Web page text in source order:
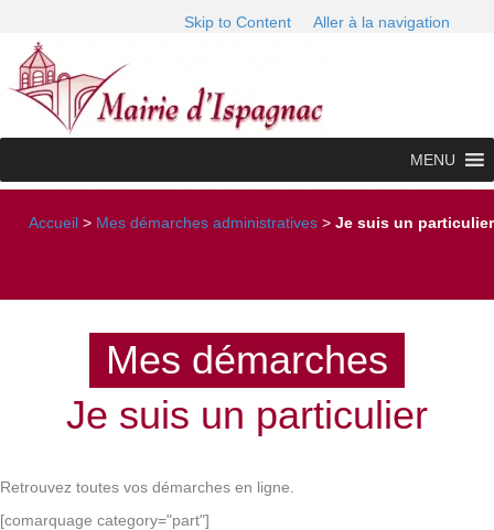
Skip to Content Aller à la navigation
MENU
Accueil > Mes démarches administratives > Je suis un particulier
Mes démarches
Je suis un particulier
Retrouvez toutes vos démarches en ligne.
[comarquage category="part"]